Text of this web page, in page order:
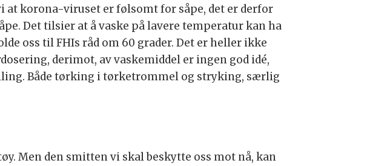
at korona-viruset er følsomt for såpe, det er derfor
Det tilsier at å vaske på lavere temperatur kan ha
oss til FHIs råd om 60 grader. Det er heller ikke
derimot, av vaskemiddel er ingen god idé,
Både tørking i tørketrommel og stryking, særlig
Men den smitten vi skal beskytte oss mot nå, kan